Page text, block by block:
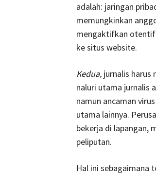
adalah: jaringan
memungkinkan
mengaktifkan
ke situs website.
Kedua, jurnalis harus
naluri utama jurnalis
namun ancaman
utama lainnya.
bekerja di lapangan,
peliputan.
Hal ini sebagaimana